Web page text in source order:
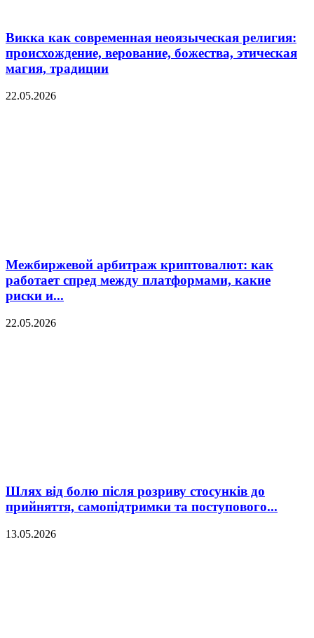
Викка как современная неоязыческая религия:
происхождение, верование, божества, этическая
магия, традиции
22.05.2026
Межбиржевой арбитраж криптовалют: как
работает спред между платформами, какие
риски и...
22.05.2026
Шлях від болю після розриву стосунків до
прийняття, самопідтримки та поступового...
13.05.2026